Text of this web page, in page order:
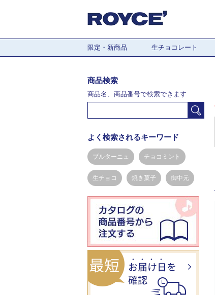
限定・新商品 生チョコレート
商品検索
商品名、商品番号で検索できます
よく検索されるキーワード
ブルターニュ チョコミント
生チョコ 焼き菓子 御中元